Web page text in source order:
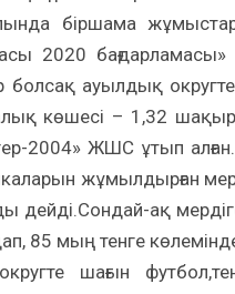
біршама
2020
болсақ ауылдық
көшесі – 1,32
2004» ЖШС ұтып алған.
жұмылдырған
дейді.Сондай-ақ
85 мың тенге
шағын